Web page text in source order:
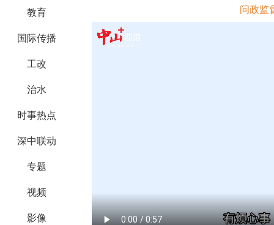
教育
国际传播
工改
治水
时事热点
深中联动
专题
视频
影像
问政监